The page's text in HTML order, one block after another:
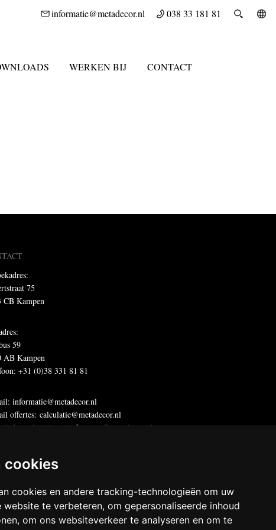
cookies
cookies en andere tracking-technologieën om uw
te verbeteren, om gepersonaliseerde inhoud
om ons websiteverkeer te analyseren en om te
informatie@metadecor.nl 038 33 181 81
WERKEN BIJ CONTACT
75
CB Kampen
59
AB Kampen
+31 (0)38 331 81 81
informatie@metadecor.nl
offertes:calculatie@metadecor.nl
administratie:
facturen@metadecor.nl
DWS voorwaarden
statement
rechten voorbehouden